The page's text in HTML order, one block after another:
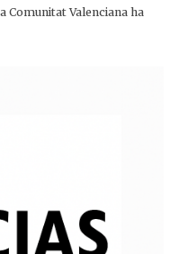
Valenciana ha